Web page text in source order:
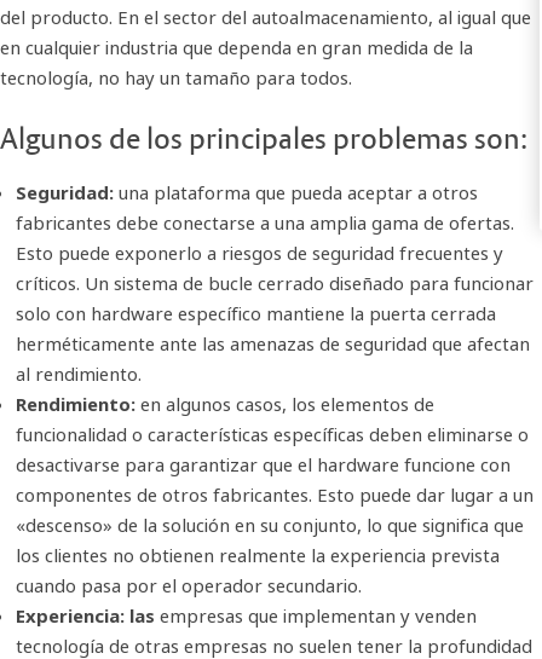
del producto. En el sector del autoalmacenamiento, al igual que
en cualquier industria que dependa en gran medida de la
tecnología, no hay un tamaño para todos.
Algunos de los principales problemas son:
Seguridad:una plataforma que pueda aceptar a otros
fabricantes debe conectarse a una amplia gama de ofertas.
Esto puede exponerlo a riesgos de seguridad frecuentes y
críticos. Un sistema de bucle cerrado diseñado para funcionar
solo con hardware específico mantiene la puerta cerrada
herméticamente ante las amenazas de seguridad que afectan
al rendimiento.
Rendimiento:en algunos casos, los elementos de
funcionalidad o características específicas deben eliminarse o
desactivarse para garantizar que el hardware funcione con
componentes de otros fabricantes. Esto puede dar lugar a un
«descenso» de la solución en su conjunto, lo que significa que
los clientes no obtienen realmente la experiencia prevista
cuando pasa por el operador secundario.
Experiencia: las empresas que implementan y venden
tecnología de otras empresas no suelen tener la profundidad